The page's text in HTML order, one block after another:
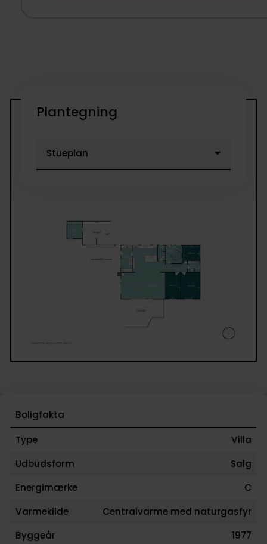
Plantegning
Boligfakta
Type
Villa
Udbudsform
Salg
Energimærke
C
Varmekilde
Centralvarme med naturgasfyr
Byggeår
1977